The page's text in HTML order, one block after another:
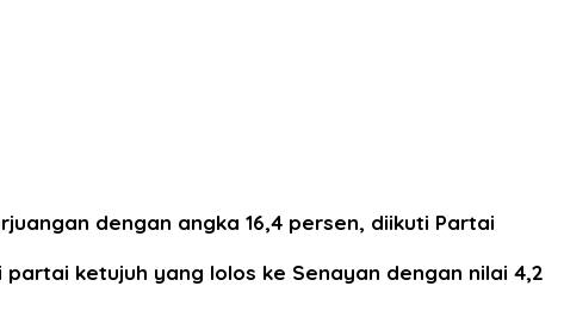
dengan angka 16,4 persen, diikuti Partai
ketujuh yang lolos ke Senayan dengan nilai 4,2